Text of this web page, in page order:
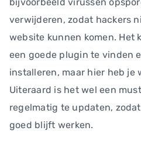
verwijderen, zodat hackers
website kunnen komen. Het
een goede plugin te vinden
installeren, maar hier heb je
Uiteraard is het wel een
regelmatig te updaten,
goed blijft werken.